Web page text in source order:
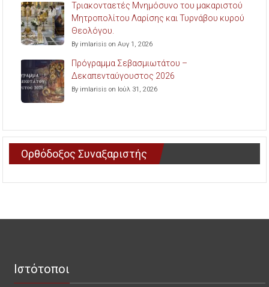
Τριακονταετές Μνημόσυνο του μακαριστού
Μητροπολίτου Λαρίσης και Τυρνάβου κυρού
Θεολόγου.
By imlarisis on Αυγ 1, 2026
Πρόγραμμα Σεβασμιωτάτου –
Δεκαπενταύγουστος 2026
By imlarisis on Ιούλ 31, 2026
Ορθόδοξος Συναξαριστής
Ιστότοποι